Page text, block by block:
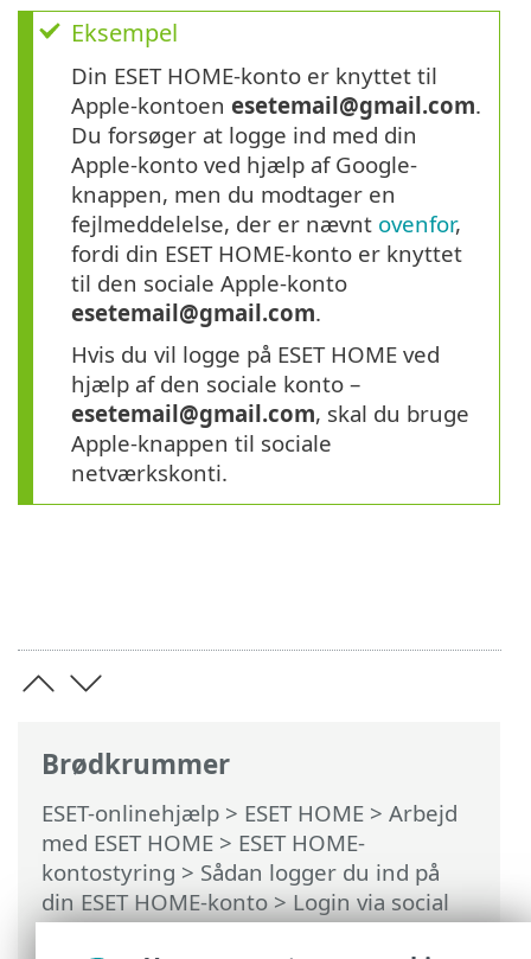
Brødkrummer
ESET-onlinehjælp > ESET HOME > Arbejd
med ESET HOME > ESET HOME-
kontostyring > Sådan logger du ind på
din ESET HOME-konto>Login via social
netværkskonto> Login via social
Eksempel
Din ESET HOME-konto er knyttet til
Apple-kontoen esetemail@gmail.com.
Du forsøger at logge ind med din
Apple-konto ved hjælp af Google-
knappen, men du modtager en
fejlmeddelelse, der er nævnt ovenfor,
fordi din ESET HOME-konto er knyttet
til den sociale Apple-konto
esetemail@gmail.com.
Hvis du vil logge på ESET HOME ved
hjælp af den sociale konto –
esetemail@gmail.com, skal du bruge
Apple-knappen til sociale
netværkskonti.